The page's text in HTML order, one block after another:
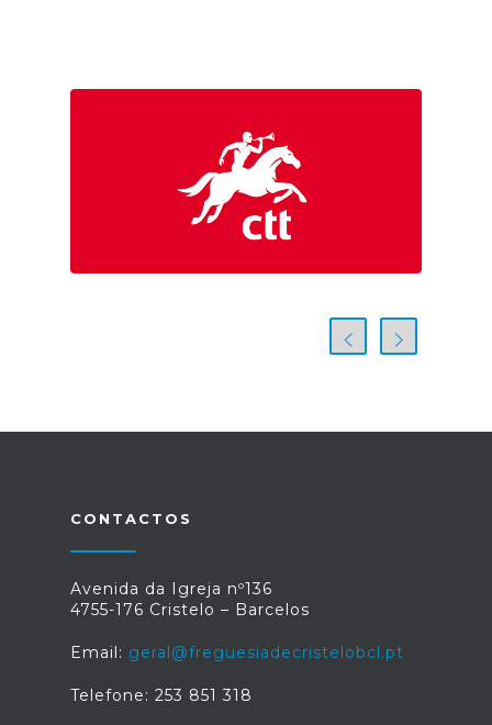
CONTACTOS
Avenida da Igreja nº136
4755-176 Cristelo – Barcelos
Email: geral@freguesiadecristelobcl.pt
Telefone: 253 851 318